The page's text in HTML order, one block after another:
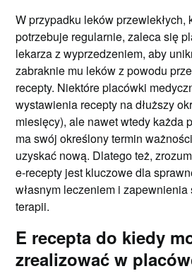
W przypadku leków przewlekłych,
potrzebuje regularnie, zaleca się
lekarza z wyprzedzeniem, aby
zabraknie mu leków z powodu
recepty. Niektóre placówki
wystawienia recepty na dłuższy
miesięcy), ale nawet wtedy każda
ma swój określony termin
uzyskać nową. Dlatego też,
e-recepty jest kluczowe dla
własnym leczeniem i zapewnienia
terapii.
E recepta do kiedy
zrealizować w